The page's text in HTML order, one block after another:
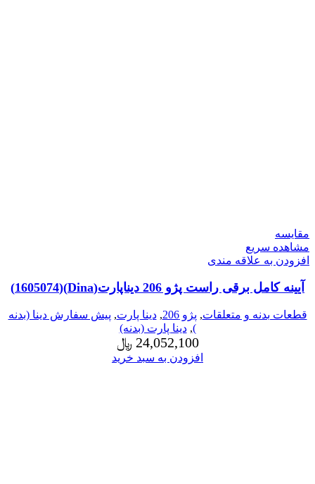
مقایسه
مشاهده سریع
افزودن به علاقه مندی
آیینه کامل برقی راست پژو 206 دیناپارت(Dina)(1605074)
قطعات بدنه و متعلقات, پژو 206 ,دینا پارت, پیش سفارش دینا (بدنه
)
,دینا پارت (بدنه)
24,052,100 ﷼
افزودن به سبد خرید